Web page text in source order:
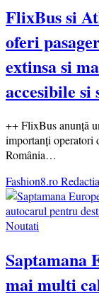
FlixBus si
oferi
extinsa si
accesibile si
++ FlixBus anunță
importanți operatori
România…
Fashion8.ro Redactia
Noutati
Saptamana
mai multi